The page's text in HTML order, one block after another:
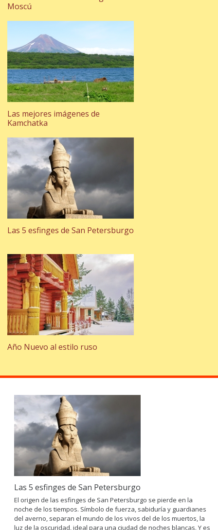
Moscú
Las mejores imágenes de
Kamchatka
Las 5 esfinges de San Petersburgo
Año Nuevo al estilo ruso
Las 5 esfinges de San Petersburgo
El origen de las esfinges de San Petersburgo se pierde en la
noche de los tiempos. Símbolo de fuerza, sabiduría y guardianes
del averno, separan el mundo de los vivos del de los muertos, la
luz de la oscuridad, ideal para una ciudad de noches blancas. Y es